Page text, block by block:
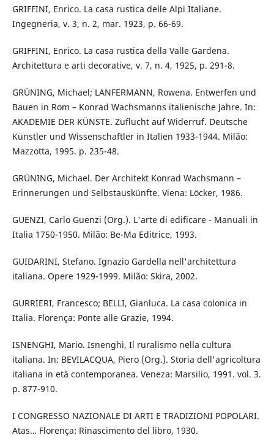
GRIFFINI, Enrico. La casa rustica delle Alpi Italiane.
Ingegneria, v. 3, n. 2, mar. 1923, p. 66-69.
GRIFFINI, Enrico. La casa rustica della Valle Gardena.
Architettura e arti decorative, v. 7, n. 4, 1925, p. 291-8.
GRÜNING, Michael; LANFERMANN, Rowena. Entwerfen und
Bauen in Rom – Konrad Wachsmanns italienische Jahre. In:
AKADEMIE DER KÜNSTE. Zuflucht auf Widerruf. Deutsche
Künstler und Wissenschaftler in Italien 1933-1944. Milão:
Mazzotta, 1995. p. 235-48.
GRÜNING, Michael. Der Architekt Konrad Wachsmann –
Erinnerungen und Selbstauskünfte. Viena: Löcker, 1986.
GUENZI, Carlo Guenzi (Org.). L'arte di edificare - Manuali in
Italia 1750-1950. Milão: Be-Ma Editrice, 1993.
GUIDARINI, Stefano. Ignazio Gardella nell'architettura
italiana. Opere 1929-1999. Milão: Skira, 2002.
GURRIERI, Francesco; BELLI, Gianluca. La casa colonica in
Italia. Florença: Ponte alle Grazie, 1994.
ISNENGHI, Mario. Isnenghi, Il ruralismo nella cultura
italiana. In: BEVILACQUA, Piero (Org.). Storia dell'agricoltura
italiana in età contemporanea. Veneza: Marsilio, 1991. vol. 3.
p. 877-910.
I CONGRESSO NAZIONALE DI ARTI E TRADIZIONI POPOLARI.
Atas… Florença: Rinascimento del libro, 1930.